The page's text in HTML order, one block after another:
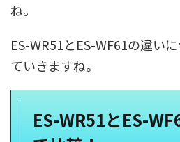
ね。
ES-WR51とES-WF61の違い
ていきますね。
ES-WR51とES-